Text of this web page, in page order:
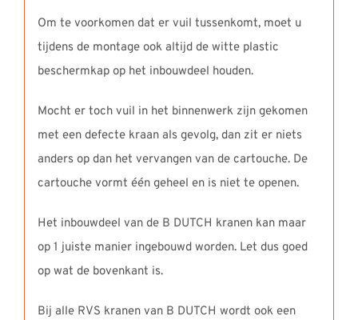
Om te voorkomen dat er vuil tussenkomt, moet u
tijdens de montage ook altijd de witte plastic
beschermkap op het inbouwdeel houden.
Mocht er toch vuil in het binnenwerk zijn gekomen
met een defecte kraan als gevolg, dan zit er niets
anders op dan het vervangen van de cartouche. De
cartouche vormt één geheel en is niet te openen.
Het inbouwdeel van de B DUTCH kranen kan maar
op 1 juiste manier ingebouwd worden. Let dus goed
op wat de bovenkant is.
Bij alle RVS kranen van B DUTCH wordt ook een